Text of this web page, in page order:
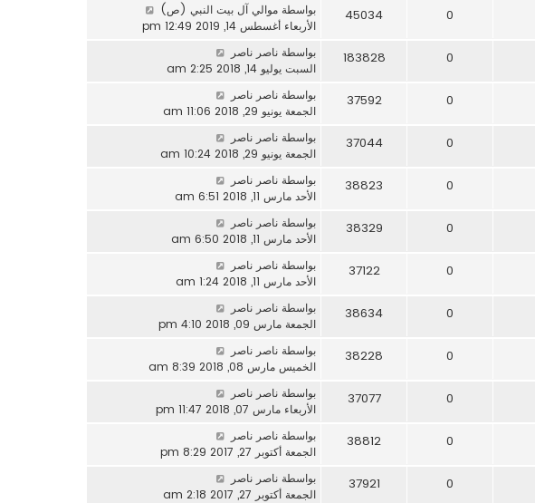
0
45034 بواسطة موالي آل بيت النبي (ص)
الأربعاء أغسطس 14, 2019 12:49 pm
0
183828 بواسطة ناصر ناصر
السبت يوليو 14, 2018 2:25 am
0
37592 بواسطة ناصر ناصر
الجمعة يونيو 29, 2018 11:06 am
0
37044 بواسطة ناصر ناصر
الجمعة يونيو 29, 2018 10:24 am
0
38823 بواسطة ناصر ناصر
الأحد مارس 11, 2018 6:51 am
0
38329 بواسطة ناصر ناصر
الأحد مارس 11, 2018 6:50 am
0
37122 بواسطة ناصر ناصر
الأحد مارس 11, 2018 1:24 am
0
38634 بواسطة ناصر ناصر
الجمعة مارس 09, 2018 4:10 pm
0
38228 بواسطة ناصر ناصر
الخميس مارس 08, 2018 8:39 am
0
37077 بواسطة ناصر ناصر
الأربعاء مارس 07, 2018 11:47 pm
0
38812 بواسطة ناصر ناصر
الجمعة أكتوبر 27, 2017 8:29 pm
0
37921 بواسطة ناصر ناصر
الجمعة أكتوبر 27, 2017 2:18 am